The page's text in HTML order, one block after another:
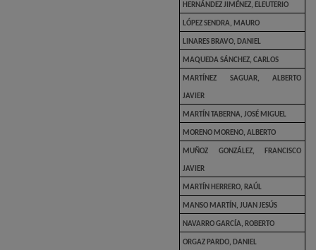
HERNÁNDEZ JIMÉNEZ, ELEUTERIO
LÓPEZ SENDRA, MAURO
LINARES BRAVO, DANIEL
MAQUEDA SÁNCHEZ, CARLOS
MARTÍNEZ SAGUAR, ALBERTO
JAVIER
MARTÍN TABERNA, JOSÉ MIGUEL
MORENO MORENO, ALBERTO
MUÑOZ GONZÁLEZ, FRANCISCO
JAVIER
MARTÍN HERRERO, RAÚL
MANSO MARTÍN, JUAN JESÚS
NAVARRO GARCÍA, ROBERTO
ORGAZ PARDO, DANIEL